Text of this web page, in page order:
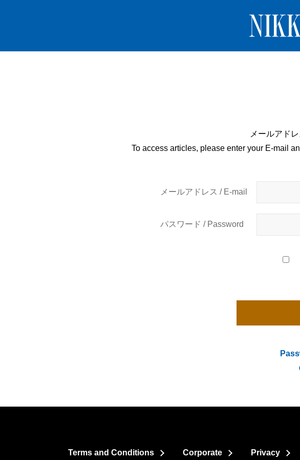
メールアド
To access articles, please enter your E-mail
メールアドレス / E-mail
パスワード / Password
Terms and Conditions Corporate Privacy